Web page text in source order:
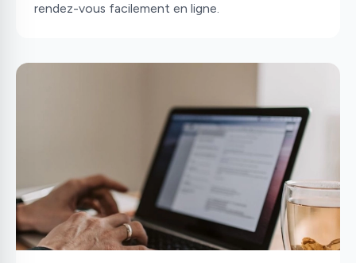
rendez-vous facilement en ligne.